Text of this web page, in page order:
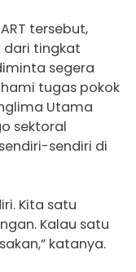
tersebut,
dari tingkat
segera
tugas pokok
Utama
sektoral
sendiri di
Kita satu
Kalau satu
katanya.